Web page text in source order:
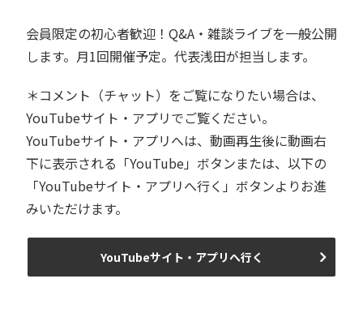
会員限定の初心者歓迎！Q&A・雑談ライブを一般公開
します。月1回開催予定。代表浅田が担当します。
＊コメント（チャット）をご覧になりたい場合は、
YouTubeサイト・アプリでご覧ください。
YouTubeサイト・アプリへは、動画再生後に動画右
下に表示される「YouTube」ボタンまたは、以下の
「YouTubeサイト・アプリへ行く」ボタンよりお進
みいただけます。
YouTubeサイト・アプリへ行く